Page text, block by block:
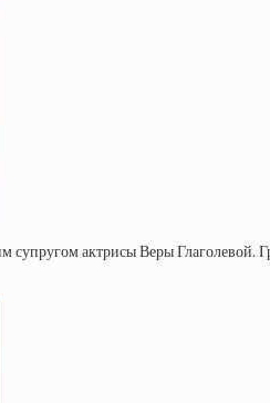
актрисы Веры Глаголевой.